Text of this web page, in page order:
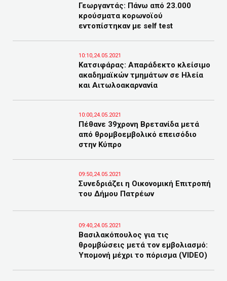
Γεωργαντάς: Πάνω από 23.000
κρούσματα κορωνοϊού
εντοπίστηκαν με self test
10:10,24.05.2021
Κατσιφάρας: Απαράδεκτο κλείσιμο
ακαδημαϊκών τμημάτων σε Ηλεία
και Αιτωλοακαρνανία
10:00,24.05.2021
Πέθανε 39χρονη Βρετανίδα μετά
από θρομβοεμβολικό επεισόδιο
στην Κύπρο
09:50,24.05.2021
Συνεδριάζει η Οικονομική Επιτροπή
του Δήμου Πατρέων
09:40,24.05.2021
Βασιλακόπουλος για τις
θρομβώσεις μετά τον εμβολιασμό:
Υπομονή μέχρι το πόρισμα (VIDEO)